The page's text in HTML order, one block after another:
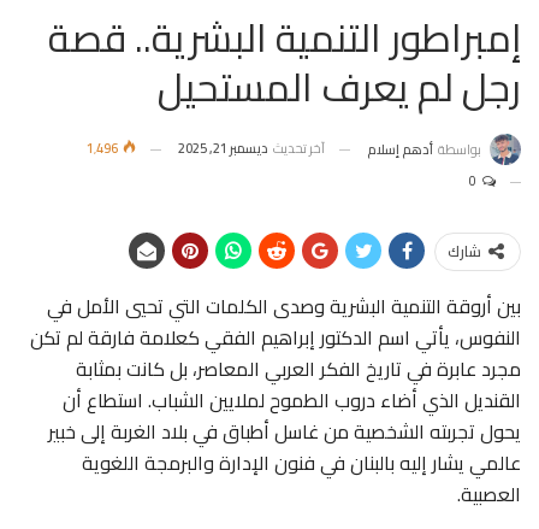
إمبراطور التنمية البشرية.. قصة
رجل لم يعرف المستحيل
بواسطة أدهم إسلام آخر تحديث ديسمبر 21, 2025
شارك
بين أروقة التنمية البشرية وصدى الكلمات التي تحيي الأمل في
النفوس، يأتي اسم الدكتور إبراهيم الفقي كعلامة فارقة لم تكن
مجرد عابرة في تاريخ الفكر العربي المعاصر، بل كانت بمثابة
القنديل الذي أضاء دروب الطموح لملايين الشباب. استطاع أن
يحول تجربته الشخصية من غاسل أطباق في بلاد الغربة إلى خبير
عالمي يشار إليه بالبنان في فنون الإدارة والبرمجة اللغوية
العصبية.